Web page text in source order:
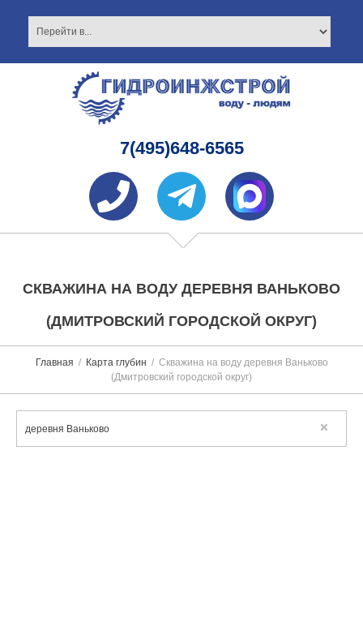
7(495)648-6565
СКВАЖИНА НА ВОДУ ДЕРЕВНЯ ВАНЬКОВО
(ДМИТРОВСКИЙ ГОРОДСКОЙ ОКРУГ)
Главная Карта глубин
Скважина на воду деревня Ваньково
(Дмитровский городской округ)